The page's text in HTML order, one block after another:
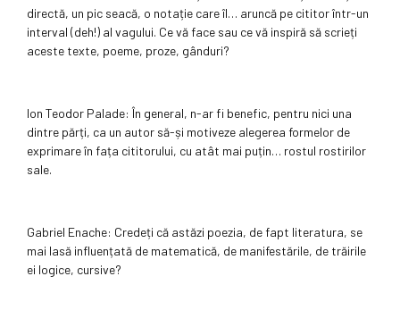
directă, un pic seacă, o notație care îl… aruncă pe cititor într-un
interval (deh!) al vagului. Ce vă face sau ce vă inspiră să scrieți
aceste texte, poeme, proze, gânduri?
Ion Teodor Palade: În general, n-ar fi benefic, pentru nici una
dintre părți, ca un autor să-și motiveze alegerea formelor de
exprimare în fața cititorului, cu atât mai puțin… rostul rostirilor
sale.
Gabriel Enache: Credeți că astăzi poezia, de fapt literatura, se
mai lasă influențată de matematică, de manifestările, de trăirile
ei logice, cursive?